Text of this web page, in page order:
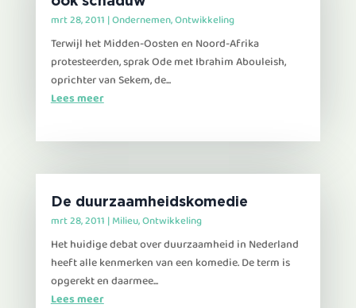
mrt 28, 2011 |Ondernemen,Ontwikkeling
Terwijl het Midden-Oosten en Noord-Afrika
protesteerden, sprak Ode met Ibrahim Abouleish,
oprichter van Sekem, de...
Lees meer
De duurzaamheidskomedie
mrt 28, 2011 |Milieu,Ontwikkeling
Het huidige debat over duurzaamheid in Nederland
heeft alle kenmerken van een komedie. De term is
opgerekt en daarmee...
Lees meer